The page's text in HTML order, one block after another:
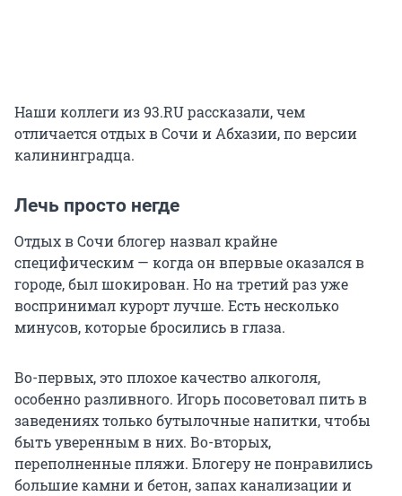
Наши коллеги из 93.RU рассказали, чем
отличается отдых в Сочи и Абхазии, по версии
калининградца.
Лечь просто негде
Отдых в Сочи блогер назвал крайне
специфическим — когда он впервые оказался в
городе, был шокирован. Но на третий раз уже
воспринимал курорт лучше. Есть несколько
минусов, которые бросились в глаза.
Во-первых, это плохое качество алкоголя,
особенно разливного. Игорь посоветовал пить в
заведениях только бутылочные напитки, чтобы
быть уверенным в них. Во-вторых,
переполненные пляжи. Блогеру не понравились
большие камни и бетон, запах канализации и